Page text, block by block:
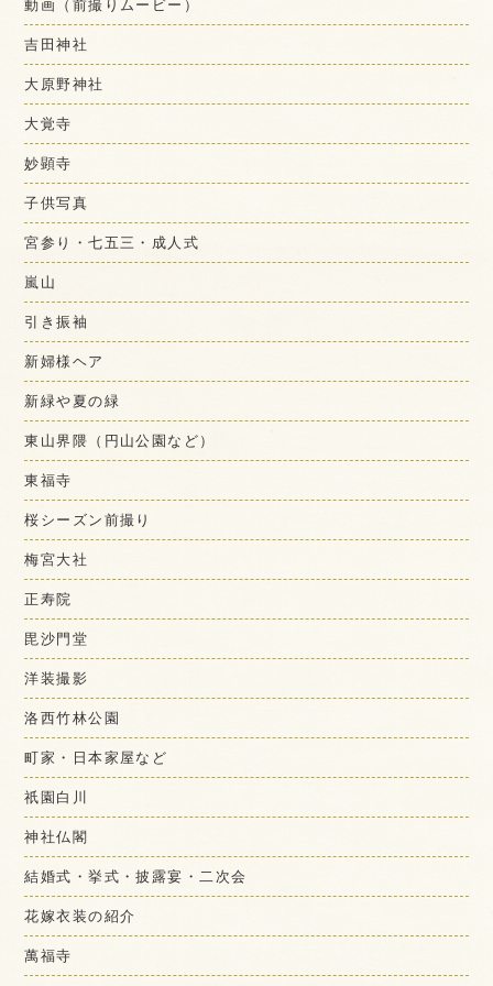
動画（前撮りムービー）
吉田神社
大原野神社
大覚寺
妙顕寺
子供写真
宮参り・七五三・成人式
嵐山
引き振袖
新婦様ヘア
新緑や夏の緑
東山界隈（円山公園など）
東福寺
桜シーズン前撮り
梅宮大社
正寿院
毘沙門堂
洋装撮影
洛西竹林公園
町家・日本家屋など
祇園白川
神社仏閣
結婚式・挙式・披露宴・二次会
花嫁衣装の紹介
萬福寺